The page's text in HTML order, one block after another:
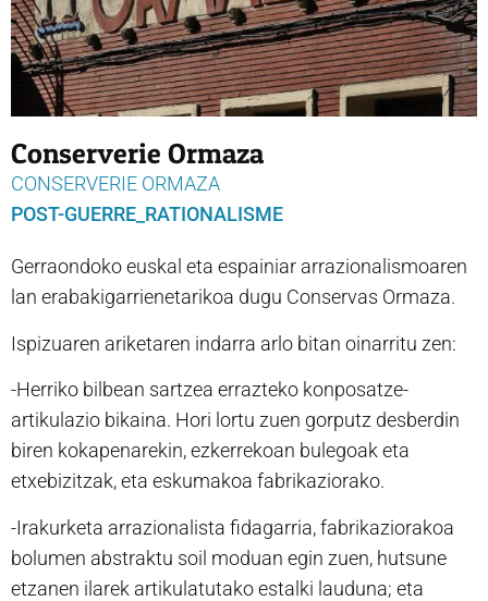
Conserverie Ormaza
CONSERVERIE ORMAZA
POST-GUERRE_RATIONALISME
Gerraondoko euskal eta espainiar arrazionalismoaren
lan erabakigarrienetarikoa dugu Conservas Ormaza.
Ispizuaren ariketaren indarra arlo bitan oinarritu zen:
-Herriko bilbean sartzea errazteko konposatze-
artikulazio bikaina. Hori lortu zuen gorputz desberdin
biren kokapenarekin, ezkerrekoan bulegoak eta
etxebizitzak, eta eskumakoa fabrikaziorako.
-Irakurketa arrazionalista fidagarria, fabrikaziorakoa
bolumen abstraktu soil moduan egin zuen, hutsune
etzanen ilarek artikulatutako estalki lauduna; eta